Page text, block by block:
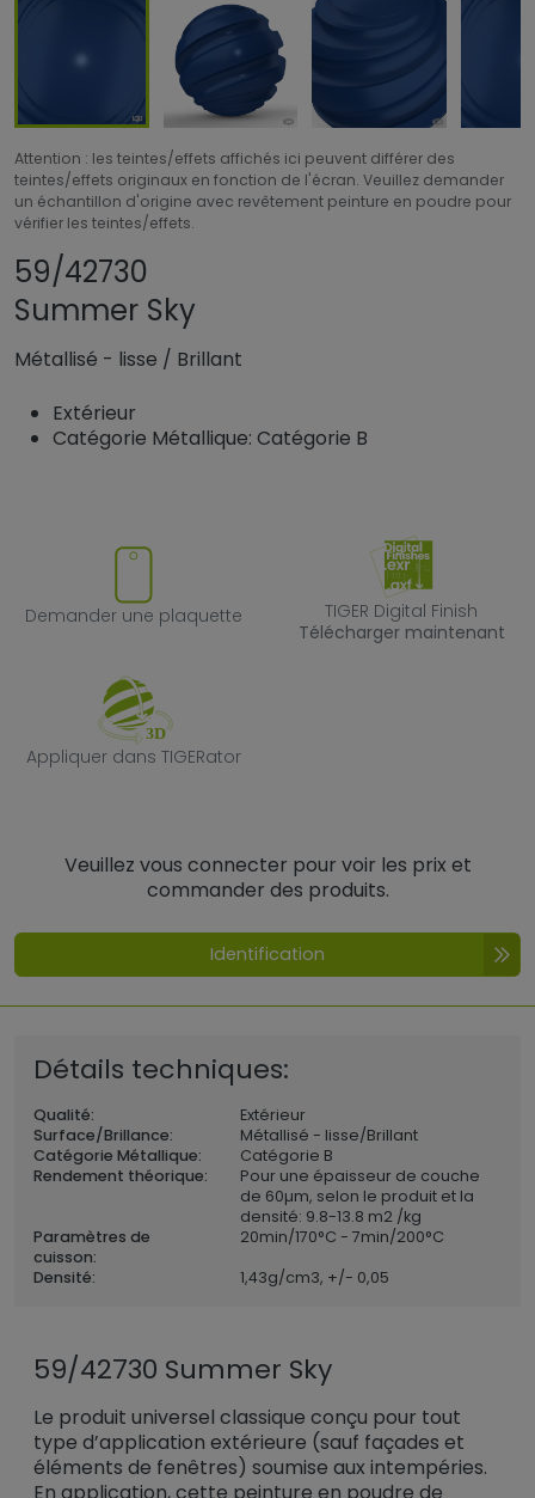
Attention : les teintes/effets affichés ici peuvent différer des
teintes/effets originaux en fonction de l'écran. Veuillez demander
un échantillon d'origine avec revêtement peinture en poudre pour
vérifier les teintes/effets.
59/42730
Summer Sky
Métallisé - lisse / Brillant
Extérieur
Catégorie Métallique: Catégorie B
Demander une plaquette
Demander une plaquette
TIGER Digital
TIGER Digital Finish
Télécharger maintenant
Appliquer dans TIGERator
Appliquer dans TIGERator
Veuillez vous connecter pour voir les prix et
commander des produits.
Identification
Détails techniques:
Qualité:
Extérieur
Surface/Brillance:
Métallisé - lisse/Brillant
Catégorie Métallique:
Catégorie B
Rendement théorique:
Pour une épaisseur de couche
de 60µm, selon le produit et la
densité: 9.8-13.8 m2 /kg
Paramètres de
cuisson:
20min/170°C - 7min/200°C
Densité:
1,43g/cm3, +/- 0,05
59/42730 Summer Sky
Le produit universel classique conçu pour tout
type d’application extérieure (sauf façades et
éléments de fenêtres) soumise aux intempéries.